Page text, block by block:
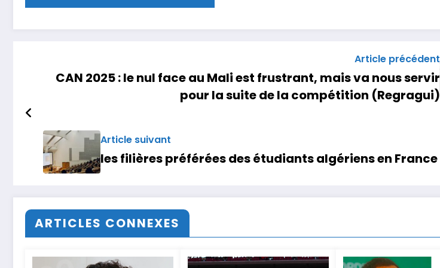
Article précédent
CAN 2025 : le nul face au Mali est frustrant, mais va nous servir
pour la suite de la compétition (Regragui)
Article suivant
les filières préférées des étudiants algériens en France
ARTICLES CONNEXES